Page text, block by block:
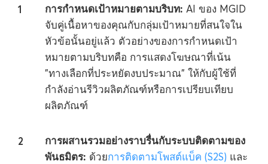
การกำหนดเป้าหมายตามบริบท: AI ของ MGID
จับคู่เนื้อหาของคุณกับกลุ่มเป้าหมายที่สนใจใน
หัวข้อนั้นอยู่แล้ว ตัวอย่างของการกำหนดเป้า
หมายตามบริบทคือ การแสดงโฆษณาที่เน้น
"ทางเลือกที่ประหยัดงบประมาณ" ให้กับผู้ใช้ที่
กำลังอ่านรีวิวผลิตภัณฑ์หรือการเปรียบเทียบ
ผลิตภัณฑ์
การผสานรวมอย่างราบรื่นกับระบบติดตามของ
พันธมิตร: ด้วยการติดตามโพสต์แบ็ค (S2S) และ